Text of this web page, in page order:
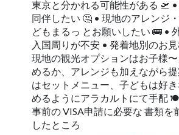
東京と分かれる可能性がある 🛫
同伴したい 🤔 • 現地のアレンジ
どもまるっ とお願いしたい 🚌 •
入国周りが不安 • 発着地別のお
現地の観光オプションはお子様
めるか、アレンジも加えながら提
はセットメニュー、子どもは好
めるようにアラカルトにて手配
事前の VISA申請に必要な 書類を
したところ